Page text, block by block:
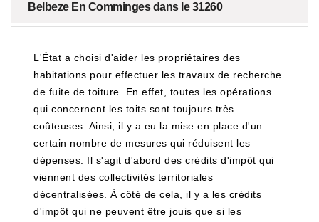
Belbeze En Comminges dans le 31260
L'État a choisi d'aider les propriétaires des
habitations pour effectuer les travaux de recherche
de fuite de toiture. En effet, toutes les opérations
qui concernent les toits sont toujours très
coûteuses. Ainsi, il y a eu la mise en place d'un
certain nombre de mesures qui réduisent les
dépenses. Il s'agit d'abord des crédits d'impôt qui
viennent des collectivités territoriales
décentralisées. À côté de cela, il y a les crédits
d'impôt qui ne peuvent être jouis que si les